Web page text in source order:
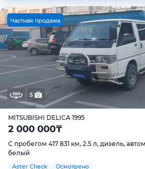
Частная продажа
5
MITSUBISHI DELICA 1995
2 000 000₸
С пробегом 417 831 км, 2.5 л, дизель,
белый
Aster Check Осмотрено